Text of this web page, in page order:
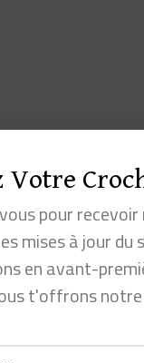
acheté
Votre
pour
mises à jour du
en avant-
t'offrons